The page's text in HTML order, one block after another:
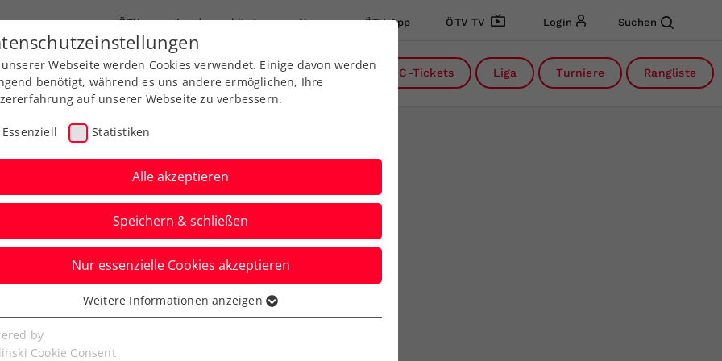
ÖTV Landesverbände News ÖTV App ÖTV TV Login Suchen
Ausbildung Services Über uns DC-Tickets Liga Turniere Rangliste
Vienna W75:
auf
Webseite werden Cookies verwendet. Einige davon werden
benötigt, während es uns andere ermöglichen, Ihre
auf unserer Webseite zu verbessern.
Essenziell Statistiken
Alle akzeptieren
Speichern & schließen
Nur essenzielle Cookies akzeptieren
Cookies werden für grundlegende Funktionen der
benötigt. Dadurch ist gewährleistet, dass die Webseite
Weitere Informationen anzeigen
by
Cookie Consent